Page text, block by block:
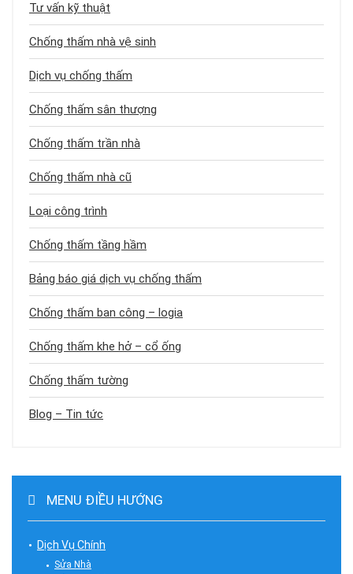
Tư vấn kỹ thuật
Chống thấm nhà vệ sinh
Dịch vụ chống thấm
Chống thấm sân thượng
Chống thấm trần nhà
Chống thấm nhà cũ
Loại công trình
Chống thấm tầng hầm
Bảng báo giá dịch vụ chống thấm
Chống thấm ban công – logia
Chống thấm khe hở – cổ ống
Chống thấm tường
Blog – Tin tức
MENU ĐIỀU HƯỚNG
Dịch Vụ Chính
Sửa Nhà